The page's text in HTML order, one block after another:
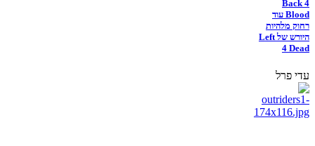
Back 4
Blood עוד
רחוק מלהיות
היורש של Left
4 Dead
עדי פרל